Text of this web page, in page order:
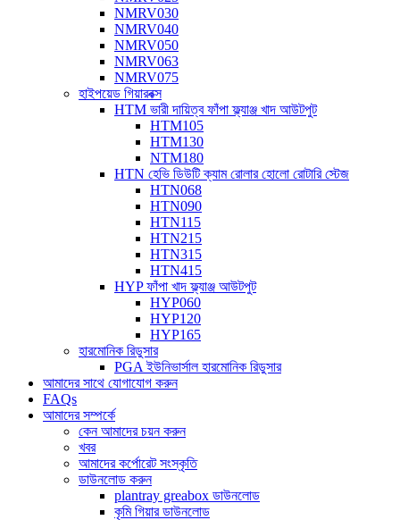
NMRV030
NMRV040
NMRV050
NMRV063
NMRV075
হাইপয়েড গিয়ারবক্স
HTM ভারী দায়িত্ব ফাঁপা ফ্ল্যাঞ্জ খাদ আউটপুট
HTM105
HTM130
NTM180
HTN হেভি ডিউটি ​​ক্যাম রোলার হোলো রোটারি স্টেজ
HTN068
HTN090
HTN115
HTN215
HTN315
HTN415
HYP ফাঁপা খাদ ফ্ল্যাঞ্জ আউটপুট
HYP060
HYP120
HYP165
হারমোনিক রিডুসার
PGA ইউনিভার্সাল হারমোনিক রিডুসার
আমাদের সাথে যোগাযোগ করুন
FAQs
আমাদের সম্পর্কে
কেন আমাদের চয়ন করুন
খবর
আমাদের কর্পোরেট সংস্কৃতি
ডাউনলোড করুন
plantray greabox ডাউনলোড
কৃমি গিয়ার ডাউনলোড